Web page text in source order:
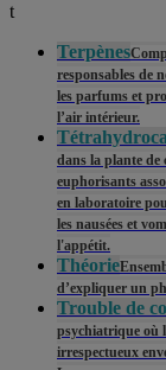
t
Terpènes
responsables de
les parfums et
l’air intérieur.
dans la plante de
euphorisants
en laboratoire
les nausées et
l'appétit.
Théorie
d’expliquer un
Trouble de
psychiatrique où
irrespectueux